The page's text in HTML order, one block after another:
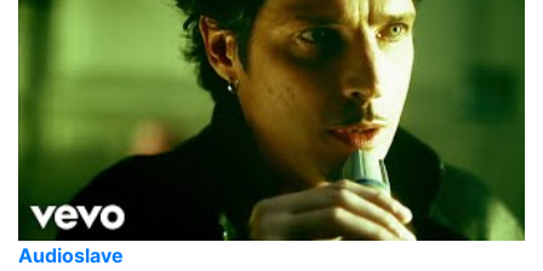
Audioslave